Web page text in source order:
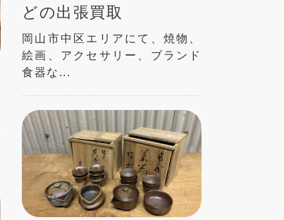
どの出張買取
岡山市中区エリアにて、焼物、
絵画、アクセサリー、ブランド
食器な...